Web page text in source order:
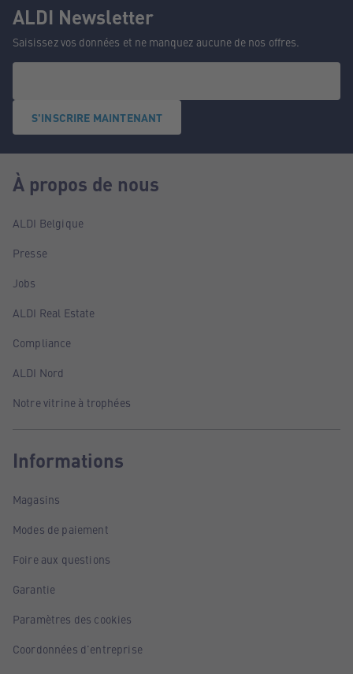
ALDI Newsletter
Saisissez vos données et ne manquez aucune de nos offres.
S'INSCRIRE MAINTENANT
À propos de nous
ALDI Belgique
Presse
Jobs
ALDI Real Estate
Compliance
ALDI Nord
Notre vitrine à trophées
Informations
Magasins
Modes de paiement
Foire aux questions
Garantie
Paramètres des cookies
Coordonnées d'entreprise